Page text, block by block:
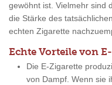
gewöhnt ist. Vielmehr sind
die Stärke des
echten Zigarette
Echte Vorteile von
Die E-Zigarette
von Dampf. Wenn sie